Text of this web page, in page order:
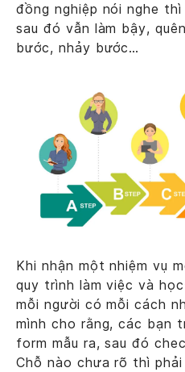
đồng nghiệp nói nghe
sau đó vẫn làm bậy,
bước, nhảy bước…
Khi nhận một nhiệm vụ
quy trình làm việc và
mỗi người có mỗi cách
mình cho rằng, các bạn
form mẫu ra, sau đó
Chỗ nào chưa rõ thì